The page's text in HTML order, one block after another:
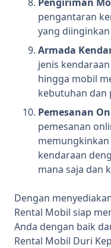
pengantaran
yang
Armada
jenis
hingga mobil
kebutuhan dan
Pemesanan
pemesanan
kendaraan
mana saja dan
Dengan
Rental Mobil siap
Anda dengan baik
Rental Mobil Duri